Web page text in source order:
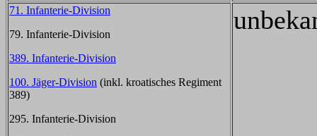
71. Infanterie-Division
79. Infanterie-Division
389. Infanterie-Division
100. Jäger-Division (inkl. kroatisches Regiment
389)
295. Infanterie-Division